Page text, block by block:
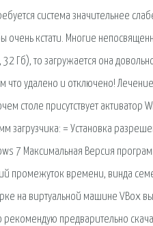
система значительнее
кстати. Многие
Гб), то загружается она
удалено и отключено!
столе присутствует активатор
= Установка
7 Максимальная Версия
промежуток времени, винда
на виртуальной машине VBox
предварительно